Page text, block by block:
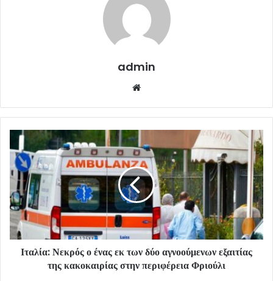
admin
Ιταλία: Νεκρός ο ένας εκ των δύο αγνοούμενων εξαιτίας
της κακοκαιρίας στην περιφέρεια Φριούλι